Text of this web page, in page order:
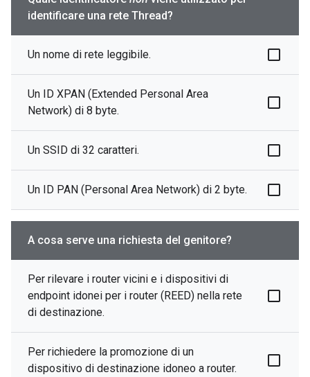
identificare una rete Thread?
Un nome di rete leggibile.
Un ID XPAN (Extended Personal Area
Network) di 8 byte.
Un SSID di 32 caratteri.
Un ID PAN (Personal Area Network) di 2 byte.
A cosa serve una richiesta del genitore?
Per rilevare i router vicini e i dispositivi di
endpoint idonei per i router (REED) nella rete
di destinazione.
Per richiedere la promozione di un
dispositivo di destinazione idoneo a router.